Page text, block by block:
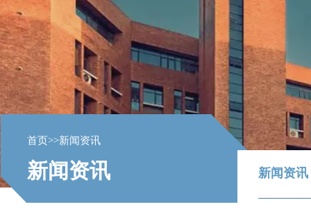
首页>>新闻资讯
新闻资讯 新闻资讯